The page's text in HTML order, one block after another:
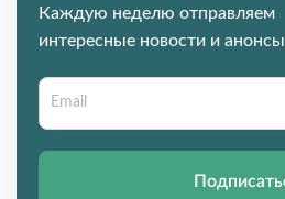
Каждую неделю отправляем
интересные новости и анонсы